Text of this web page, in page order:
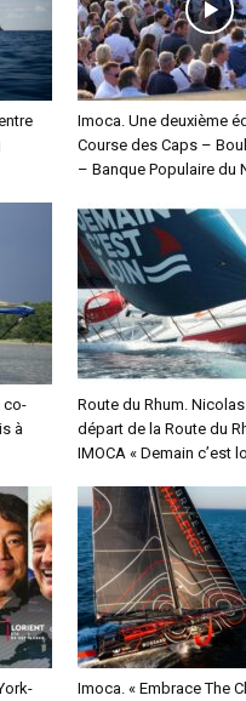
Imoca. Une deuxième
Course des Caps –
– Banque Populaire du
co-
à
Route du Rhum.
départ de la Route du
IMOCA « Demain c’est
Imoca. « Embrace The